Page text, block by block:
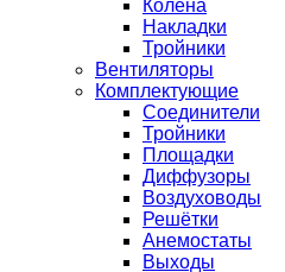
Колена
Накладки
Тройники
Вентиляторы
Комплектующие
Соединители
Тройники
Площадки
Диффузоры
Воздуховоды
Решётки
Анемостаты
Выходы